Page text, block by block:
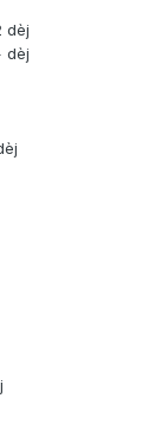
dèj
dèj